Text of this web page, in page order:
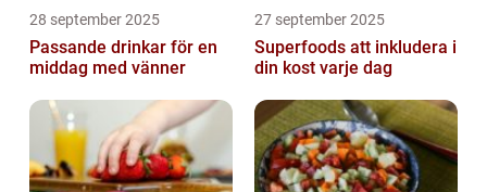
28 september 2025
Passande drinkar för en
middag med vänner
27 september 2025
Superfoods att inkludera i
din kost varje dag